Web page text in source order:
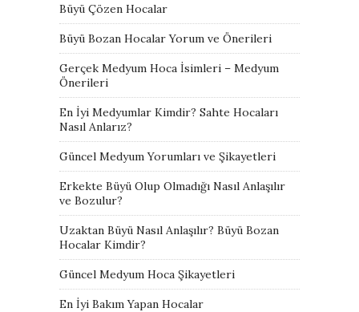
Büyü Çözen Hocalar
Büyü Bozan Hocalar Yorum ve Önerileri
Gerçek Medyum Hoca İsimleri – Medyum
Önerileri
En İyi Medyumlar Kimdir? Sahte Hocaları
Nasıl Anlarız?
Güncel Medyum Yorumları ve Şikayetleri
Erkekte Büyü Olup Olmadığı Nasıl Anlaşılır
ve Bozulur?
Uzaktan Büyü Nasıl Anlaşılır? Büyü Bozan
Hocalar Kimdir?
Güncel Medyum Hoca Şikayetleri
En İyi Bakım Yapan Hocalar